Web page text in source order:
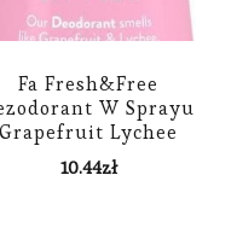
Fa Fresh&Free
W Sprayu
Grapefruit Lychee
150ml
10.44zł